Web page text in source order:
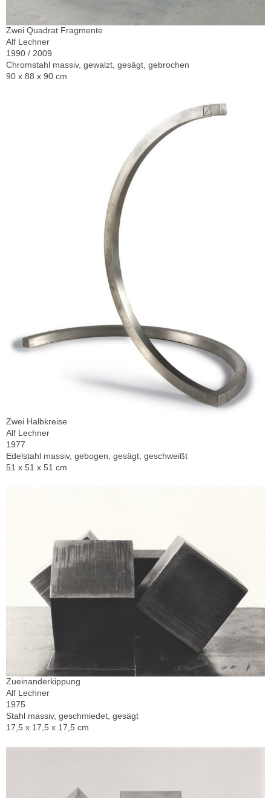
Zwei Quadrat Fragmente
Alf Lechner
1990 / 2009
Chromstahl massiv, gewalzt, gesägt, gebrochen
90 x 88 x 90 cm
Zwei Halbkreise
Alf Lechner
1977
Edelstahl massiv, gebogen, gesägt, geschweißt
51 x 51 x 51 cm
Zueinanderkippung
Alf Lechner
1975
Stahl massiv, geschmiedet, gesägt
17,5 x 17,5 x 17,5 cm